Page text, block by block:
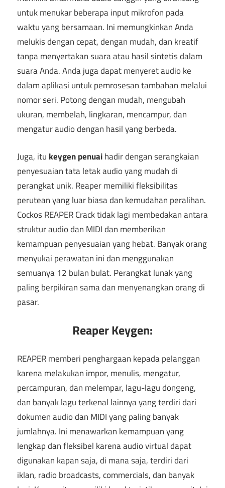
untuk menukar beberapa input mikrofon pada
waktu yang bersamaan. Ini memungkinkan Anda
melukis dengan cepat, dengan mudah, dan kreatif
tanpa menyertakan suara atau hasil sintetis dalam
suara Anda. Anda juga dapat menyeret audio ke
dalam aplikasi untuk pemrosesan tambahan melalui
nomor seri. Potong dengan mudah, mengubah
ukuran, membelah, lingkaran, mencampur, dan
mengatur audio dengan hasil yang berbeda.
Juga, itu keygen penuaihadir dengan serangkaian
penyesuaian tata letak audio yang mudah di
perangkat unik. Reaper memiliki fleksibilitas
perutean yang luar biasa dan kemudahan peralihan.
Cockos REAPER Crack tidak lagi membedakan antara
struktur audio dan MIDI dan memberikan
kemampuan penyesuaian yang hebat. Banyak orang
menyukai perawatan ini dan menggunakan
semuanya 12 bulan bulat. Perangkat lunak yang
paling berpikiran sama dan menyenangkan orang di
pasar.
Reaper Keygen:
REAPER memberi penghargaan kepada pelanggan
karena melakukan impor, menulis, mengatur,
percampuran, dan melempar, lagu-lagu dongeng,
dan banyak lagu terkenal lainnya yang terdiri dari
dokumen audio dan MIDI yang paling banyak
jumlahnya. Ini menawarkan kemampuan yang
lengkap dan fleksibel karena audio virtual dapat
digunakan kapan saja, di mana saja, terdiri dari
iklan, radio broadcasts,commercials, dan banyak